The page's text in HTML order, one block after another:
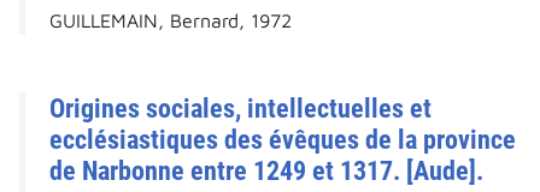
GUILLEMAIN, Bernard, 1972
Origines sociales, intellectuelles et
ecclésiastiques des évêques de la province
de Narbonne entre 1249 et 1317. [Aude].